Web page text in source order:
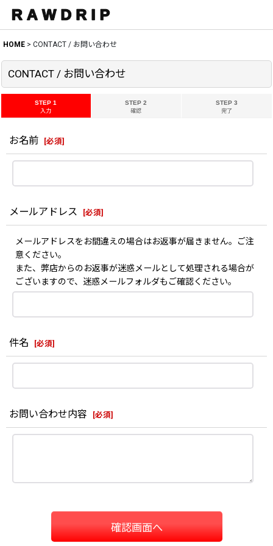
HOME > CONTACT / お問い合わせ
CONTACT / お問い合わせ
STEP 1
入力
STEP 2
確認
STEP 3
完了
お名前 [必須]
メールアドレス [必須]
メールアドレスをお間違えの場合はお返事が届きません。ご注
意ください。
また、弊店からのお返事が迷惑メールとして処理される場合が
ございますので、迷惑メールフォルダもご確認ください。
件名 [必須]
お問い合わせ内容 [必須]
確認画面へ